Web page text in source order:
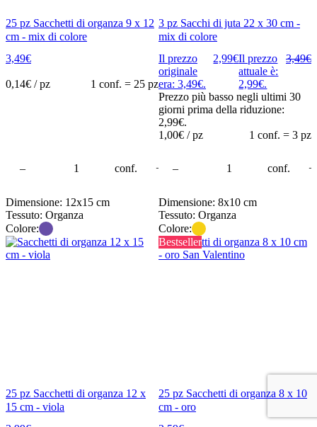
25 pz Sacchetti di organza 9 x 12
cm - mix di colore
3,49€
0,14€ / pz 1 conf. = 25 pz
– conf. +
3 pz Sacchi di juta 22 x 30 cm -
mix di colore
3,49€
Il prezzo
originale
era: 3,49€.
2,99€Il prezzo
attuale è:
2,99€.
Prezzo più basso negli ultimi 30
giorni prima della riduzione:
2,99€.
1,00€ / pz 1 conf. = 3 pz
– conf. +
Dimensione: 12x15 cm
Tessuto: Organza
Colore:
25 pz Sacchetti di organza 12 x
15 cm - viola
Dimensione: 8x10 cm
Tessuto: Organza
Colore:
Bestseller
25 pz Sacchetti di organza 8 x 10
cm - oro